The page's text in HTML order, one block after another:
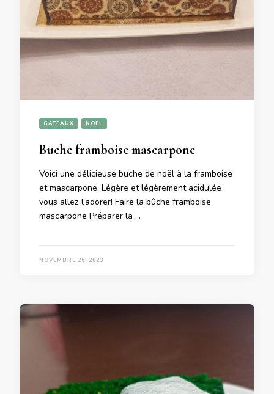
GATEAUX NOËL
Buche framboise mascarpone
Voici une délicieuse buche de noël à la framboise
et mascarpone. Légère et légèrement acidulée
vous allez l’adorer! Faire la bûche framboise
mascarpone Préparer la …
NOVEMBRE 26, 2023